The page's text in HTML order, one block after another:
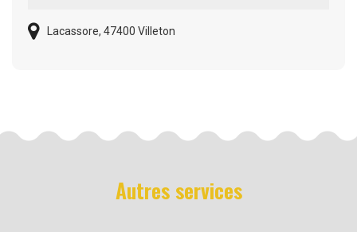
Lacassore, 47400 Villeton
Autres services